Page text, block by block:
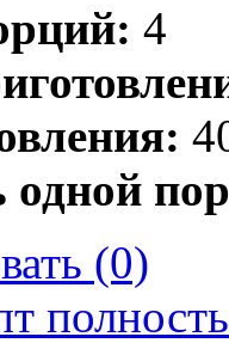
4
одной
(0)